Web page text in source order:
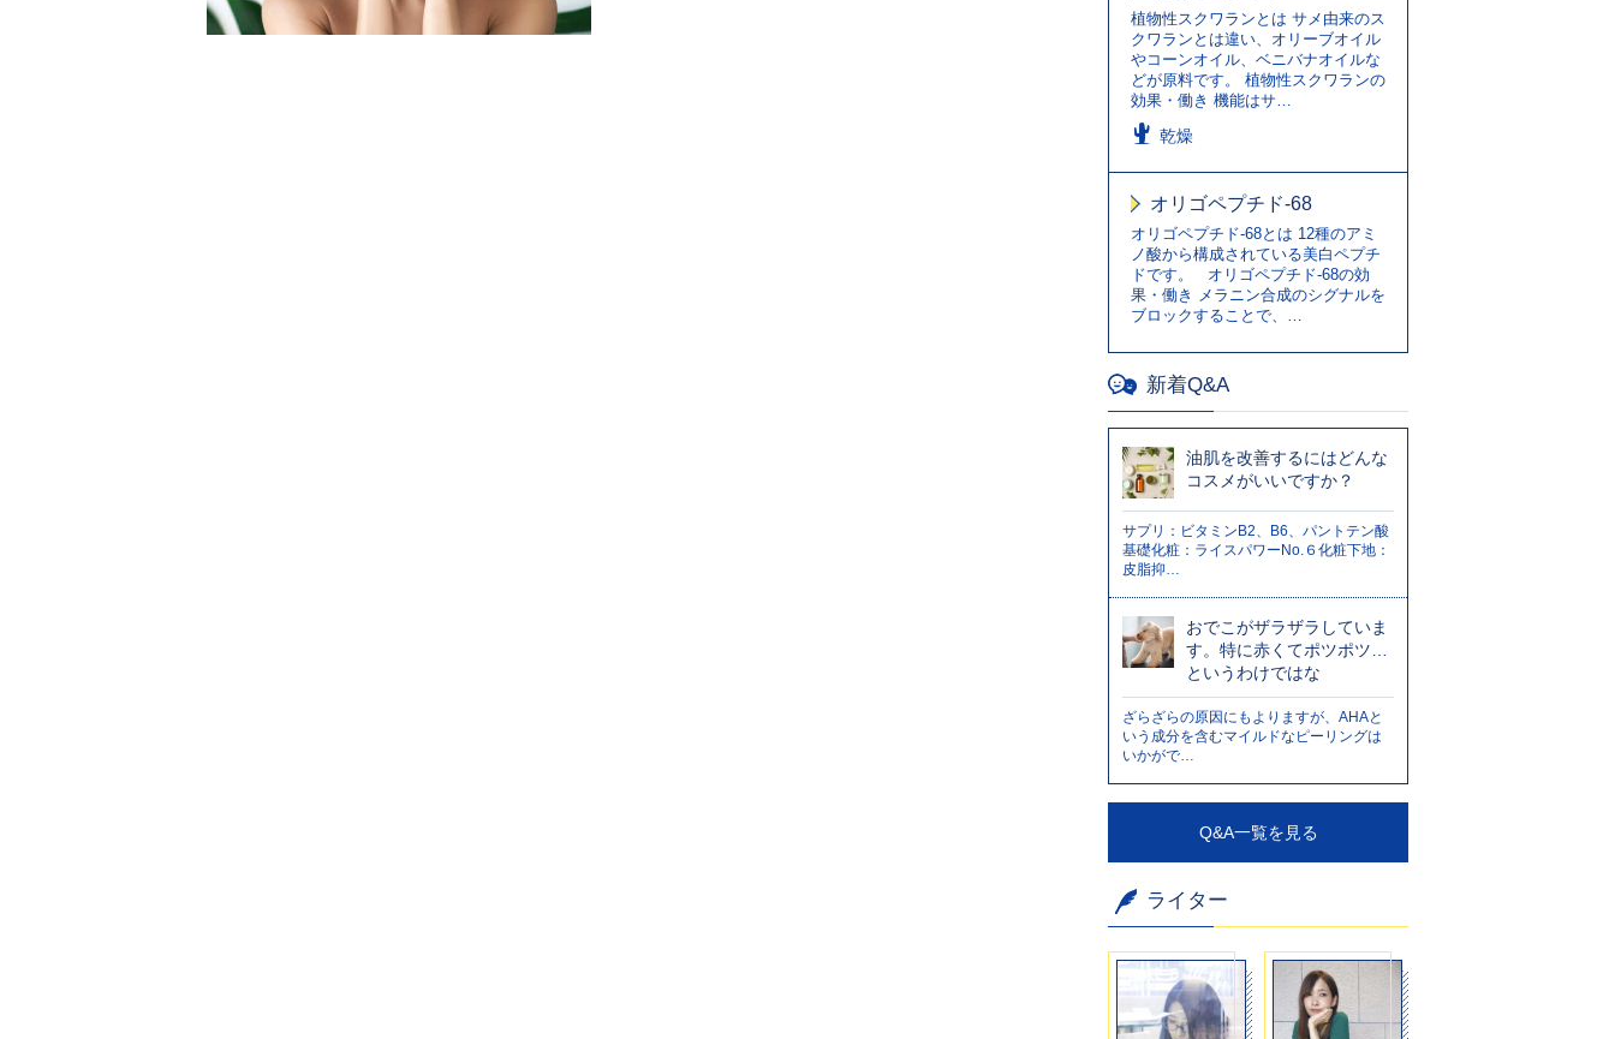
植物性スクワランとは サメ由来のス
クワランとは違い、オリーブオイル
やコーンオイル、ベニバナオイルな
どが原料です。 植物性スクワランの
効果・働き 機能はサ…
乾燥
オリゴペプチド-68
オリゴペプチド-68とは 12種のアミ
ノ酸から構成されている美白ペプチ
ドです。 オリゴペプチド-68の効
果・働き メラニン合成のシグナルを
ブロックすることで、…
新着Q&A
油肌を改善するにはどんな
コスメがいいですか？
サプリ：ビタミンB2、B6、パントテン酸
基礎化粧：ライスパワーNo.６化粧下地：
皮脂抑…
おでこがザラザラしていま
す。特に赤くてポツポツ…
というわけではな
ざらざらの原因にもよりますが、AHAと
いう成分を含むマイルドなピーリングは
いかがで…
Q&A一覧を見る
ライター